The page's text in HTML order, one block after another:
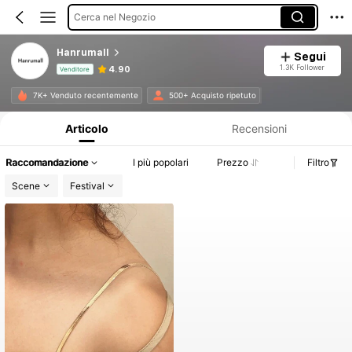
Cerca nel Negozio
Hanrumall
Venditore 4.90
Segui
1.3K Follower
7K+ Venduto recentemente 500+ Acquisto ripetuto
Articolo Recensioni
Raccomandazione I più popolari Prezzo
Filtro
Scene
Festival